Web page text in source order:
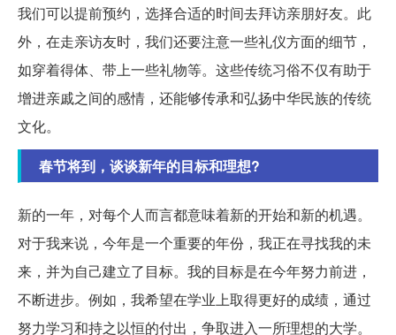
我们可以提前预约，选择合适的时间去拜访亲朋好友。此
外，在走亲访友时，我们还要注意一些礼仪方面的细节，
如穿着得体、带上一些礼物等。这些传统习俗不仅有助于
增进亲戚之间的感情，还能够传承和弘扬中华民族的传统
文化。
春节将到，谈谈新年的目标和理想?
新的一年，对每个人而言都意味着新的开始和新的机遇。
对于我来说，今年是一个重要的年份，我正在寻找我的未
来，并为自己建立了目标。我的目标是在今年努力前进，
不断进步。例如，我希望在学业上取得更好的成绩，通过
努力学习和持之以恒的付出，争取进入一所理想的大学。